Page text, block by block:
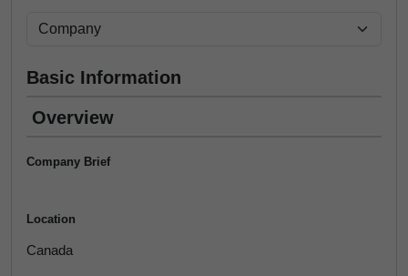
Basic Information
Overview
Company Brief
Location
Canada